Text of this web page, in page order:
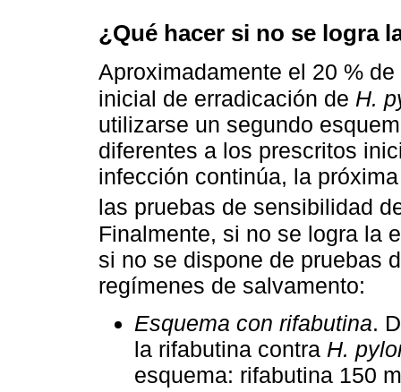
¿Qué hacer si no se logra
Aproximadamente el 20 %
inicial de erradicación de H.
utilizarse un segundo
diferentes a los prescritos
infección continúa, la
las pruebas de sensibilidad
Finalmente, si no se logra la
si no se dispone de pruebas
regímenes de salvamento:
Esquema con rifabutina.
la rifabutina contra H.
esquema: rifabutina 150